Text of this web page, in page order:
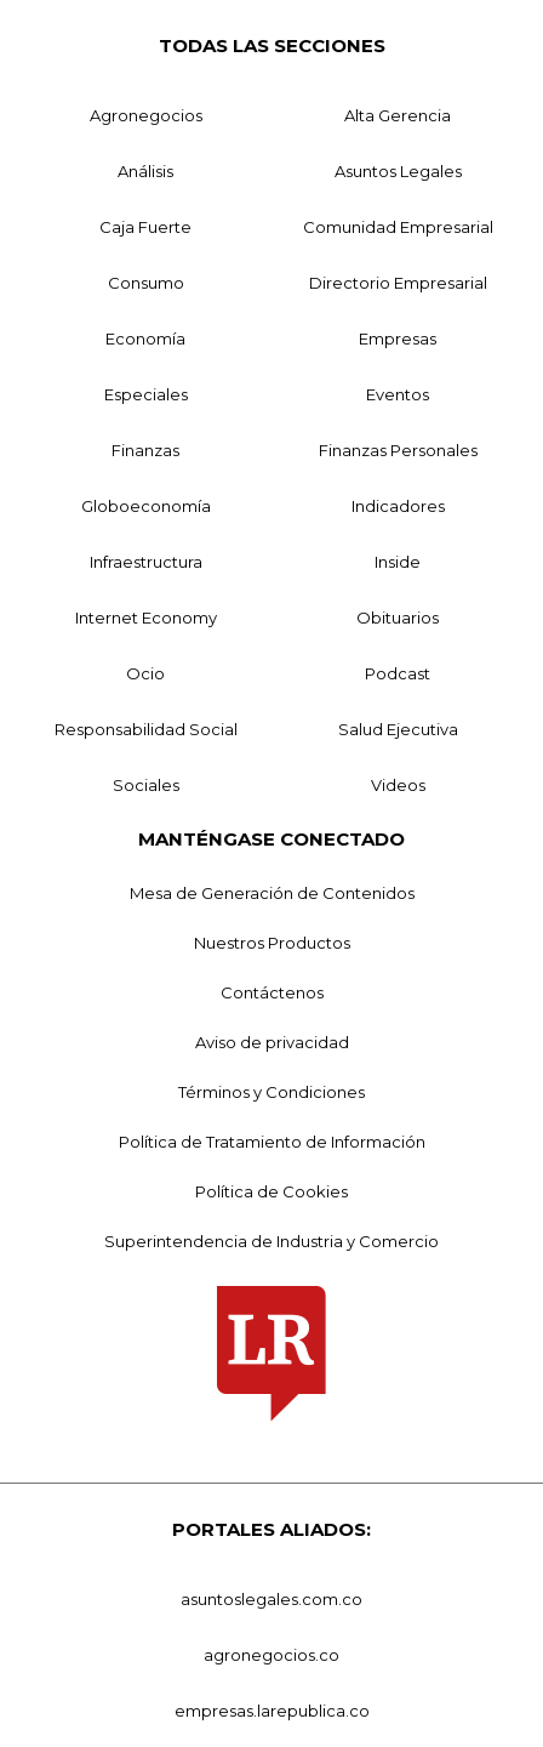
TODAS LAS SECCIONES
Agronegocios Alta Gerencia
Análisis Asuntos Legales
Caja Fuerte Comunidad Empresarial
Consumo Directorio Empresarial
Economía Empresas
Especiales Eventos
Finanzas Finanzas Personales
Globoeconomía Indicadores
Infraestructura Inside
Internet Economy Obituarios
Ocio Podcast
Responsabilidad Social Salud Ejecutiva
Sociales Videos
MANTÉNGASE CONECTADO
Mesa de Generación de Contenidos
Nuestros Productos
Contáctenos
Aviso de privacidad
Términos y Condiciones
Política de Tratamiento de Información
Política de Cookies
Superintendencia de Industria y Comercio
PORTALES ALIADOS:
asuntoslegales.com.co
agronegocios.co
empresas.larepublica.co